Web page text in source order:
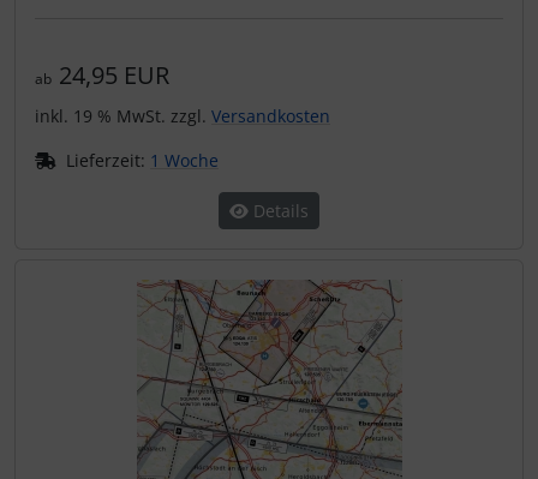
ab 24,95 EUR
inkl. 19 % MwSt. zzgl. Versandkosten
Lieferzeit: 1 Woche
Details